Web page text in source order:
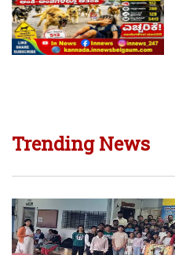
Trending News